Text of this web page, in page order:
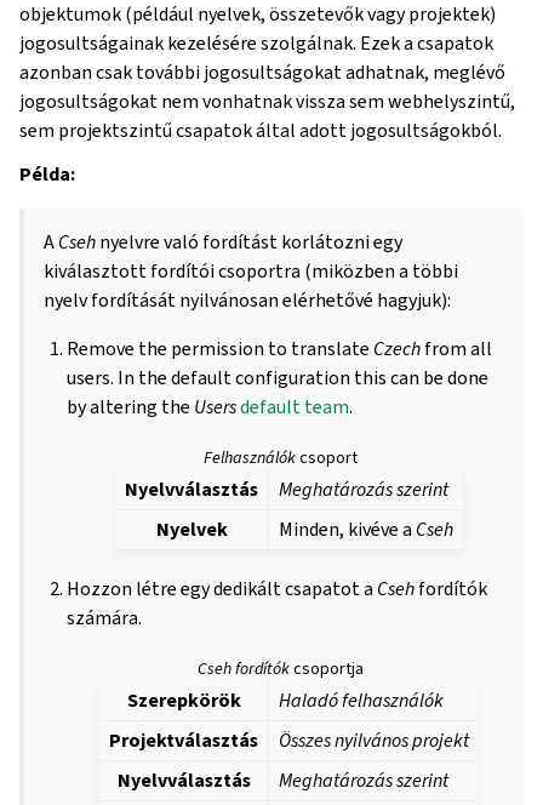
objektumok (például nyelvek, összetevők vagy projektek)
jogosultságainak kezelésére szolgálnak. Ezek a csapatok
azonban csak további jogosultságokat adhatnak, meglévő
jogosultságokat nem vonhatnak vissza sem webhelyszintű,
sem projektszintű csapatok által adott jogosultságokból.
Példa:
ACsehnyelvre való fordítást korlátozni egy
kiválasztott fordítói csoportra (miközben a többi
nyelv fordítását nyilvánosan elérhetővé hagyjuk):
Remove the permission to translate Czechfrom all
users. In the default configuration this can be done
by altering the Usersdefault team.
Felhasználókcsoport
Nyelvválasztás
Meghatározás szerint
Nyelvek
Minden, kivéve a Cseh
Hozzon létre egy dedikált csapatot a Csehfordítók
számára.
Cseh fordítókcsoportja
Szerepkörök
Haladó felhasználók
Projektválasztás
Összes nyilvános projekt
Nyelvválasztás
Meghatározás szerint